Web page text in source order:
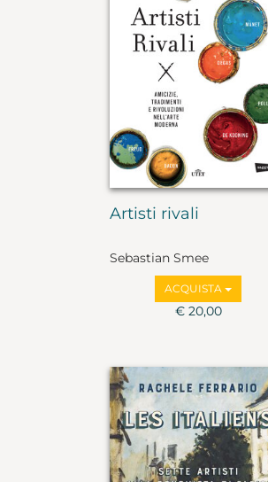
Artisti rivali
Sebastian Smee
ACQUISTA
€ 20,00